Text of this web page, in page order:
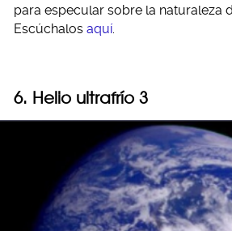
para especular sobre la naturaleza
Escúchalos aquí
6. Helio ultrafrío 3